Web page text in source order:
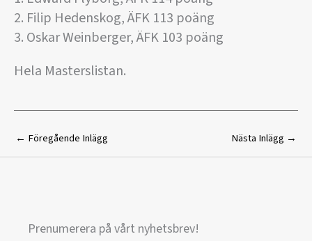
2. Filip Hedenskog, ÄFK 113 poäng
3. Oskar Weinberger, ÄFK 103 poäng
Hela Masterslistan.
← Föregående Inlägg Nästa Inlägg →
Prenumerera på vårt nyhetsbrev!